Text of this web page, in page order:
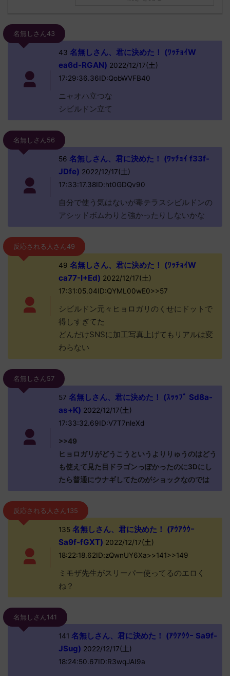
名無しさん43
43 名無しさん、君に決めた！ (ﾜｯﾁｮｲW
ea6d-RGAN) 2022/12/17(土)
17:29:36.36ID:QobWVFB40
ニャオハ立つな
シビルドン立て
名無しさん56
56 名無しさん、君に決めた！ (ﾜｯﾁｮｲ f33f-
JDfe) 2022/12/17(土)
17:33:17.38ID:ht0GDQv90
自分で使う気はないが毒テラスシビルドンの
アシッドボムわりと強かったりしないかな
反応される人さん49
49 名無しさん、君に決めた！ (ﾜｯﾁｮｲW
ca77-I+Ed) 2022/12/17(土)
17:31:05.04ID:QYML00wE0>>57
シビルドン元々ヒョロガリのくせにドットで
得しすぎてた
どんだけSNSに加工写真上げてもリアルは変
わらない
名無しさん57
57 名無しさん、君に決めた！ (ｽｯｯﾌﾟ Sd8a-
as+K) 2022/12/17(土)
17:33:32.69ID:V7T7nleXd
>>49
ヒョロガリがどうこうというよりりゅうのはどう
も使えて見た目ドラゴンっぽかったのに3Dにし
たら普通にウナギしてたのがショックなのでは
反応される人さん135
135名無しさん、君に決めた！ (ｱｳｱｳｳｰ
Sa9f-fGXT) 2022/12/17(土)
18:22:18.62ID:zQwnUY6Xa>>141>>149
ミモザ先生がスリーパー使ってるのエロく
ね？
名無しさん141
141 名無しさん、君に決めた！ (ｱｳｱｳｳｰ Sa9f-
JSug) 2022/12/17(土)
18:24:50.67ID:R3wqJAI9a